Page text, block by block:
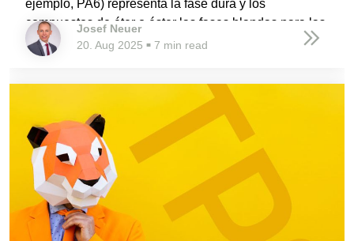
ejemplo, PA6) representa la fase dura y los
compuestos de éter o éster las fases blandas para las
propiedades elásticas. Los TPA forman un subgrupo
de los elastómeros termoplásticos.
Josef Neuer
20. Aug 2025 ■ 7 min read